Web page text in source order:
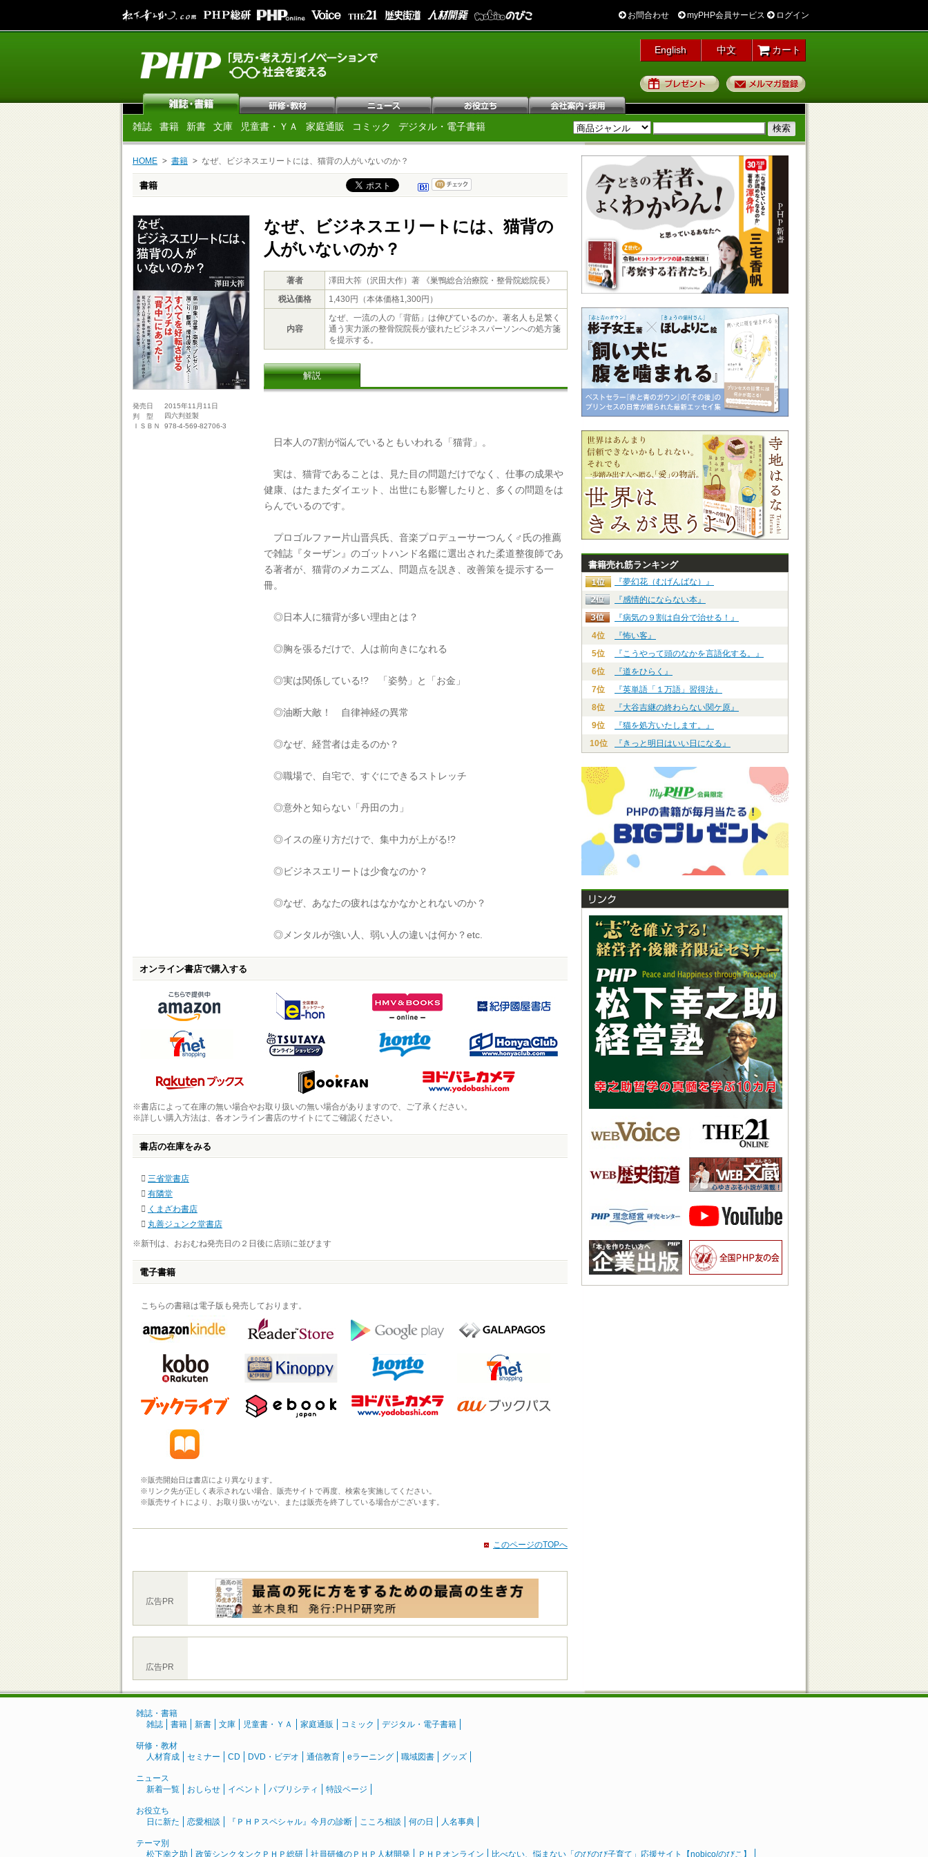
お問合わせ myPHP会員サービス ログイン
English 中文 カート
プレゼント
雑誌 書籍 新書 文庫 児童書・ＹＡ 家庭通販 コミック デジタル・電子書籍
HOME 書籍 なぜ、ビジネスエリートには、猫背の人がいないのか？
書籍
発売日
2015年11月11日
判 型
四六判並製
ＩＳＢＮ
978-4-569-82706-3
なぜ、ビジネスエリートには、猫背の
人がいないのか？
著者
澤田大筰（沢田大作）著 《巣鴨総合治療院・整骨院総院長》
税込価格
1,430円（本体価格1,300円）
内容
なぜ、一流の人の「背筋」は伸びているのか。著名人も足繁く
通う実力派の整骨院院長が疲れたビジネスパーソンへの処方箋
を提示する。
解説
日本人の7割が悩んでいるともいわれる「猫背」。
実は、猫背であることは、見た目の問題だけでなく、仕事の成果や
健康、はたまたダイエット、出世にも影響したりと、多くの問題をは
らんでいるのです。
プロゴルファー片山晋呉氏、音楽プロデューサーつんく♂氏の推薦
で雑誌『ターザン』のゴットハンド名鑑に選出された柔道整復師であ
る著者が、猫背のメカニズム、問題点を説き、改善策を提示する一
冊。
◎日本人に猫背が多い理由とは？
◎胸を張るだけで、人は前向きになれる
◎実は関係している!? 「姿勢」と「お金」
◎油断大敵！ 自律神経の異常
◎なぜ、経営者は走るのか？
◎職場で、自宅で、すぐにできるストレッチ
◎意外と知らない「丹田の力」
◎イスの座り方だけで、集中力が上がる!?
◎ビジネスエリートは少食なのか？
◎なぜ、あなたの疲れはなかなかとれないのか？
◎メンタルが強い人、弱い人の違いは何か？etc.
オンライン書店で購入する
※書店によって在庫の無い場合やお取り扱いの無い場合がありますので、ご了承ください。
※詳しい購入方法は、各オンライン書店のサイトにてご確認ください。
書店の在庫をみる
三省堂書店
有隣堂
くまざわ書店
丸善ジュンク堂書店
※新刊は、おおむね発売日の２日後に店頭に並びます
電子書籍
こちらの書籍は電子版も発売しております。
※販売開始日は書店により異なります。
※リンク先が正しく表示されない場合、販売サイトで再度、検索を実施してください。
※販売サイトにより、お取り扱いがない、または販売を終了している場合がございます。
このページのTOPへ
広告PR
広告PR
書籍売れ筋ランキング
『夢幻花（むげんばな）』
『感情的にならない本』
『病気の９割は自分で治せる！』
4位
『怖い客』
5位
『こうやって頭のなかを言語化する。』
6位
『道をひらく』
7位
『英単語「１万語」習得法』
8位
『大谷吉継の終わらない関ケ原』
9位
『猫を処方いたします。』
10位
『きっと明日はいい日になる』
雑誌・書籍
雑誌
書籍 新書 文庫 児童書・ＹＡ 家庭通販 コミック デジタル・電子書籍
研修・教材
人材育成
セミナー CD DVD・ビデオ 通信教育 eラーニング 職域図書 グッズ
ニュース
新着一覧
おしらせ イベント パブリシティ 特設ページ
お役立ち
日に新た
恋愛相談 『ＰＨＰスペシャル』今月の診断 こころ相談 何の日 人名事典
テーマ別
松下幸之助
政策シンクタンクＰＨＰ総研 社員研修のＰＨＰ人材開発 ＰＨＰオンライン 比べない、悩まない「のびのび子育て」応援サイト【nobico/のびこ】